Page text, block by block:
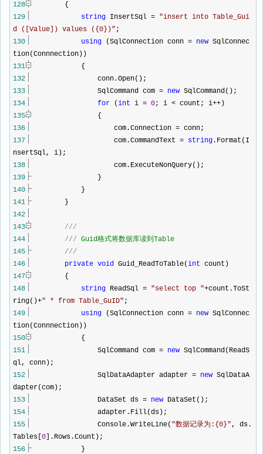
128
{
129
string InsertSql = "insert into Table_Gui
d ([Value]) values ({0})" ;
130
using (SqlConnection conn = new SqlConnec
tion(Connnection))
131
{
132
conn.Open();
133
SqlCommand com = new SqlCommand();
134
for (int i = 0; i < count; i++ )
135
{
136
com.Connection = conn;
137
com.CommandText = string.Format(I
nsertSql, i);
138
com.ExecuteNonQuery();
139
}
140
}
141
}
142
143
///
144
/// Guid格式将数据库读到Table
145
///
146
private void Guid_ReadToTable(int count)
147
{
148
string ReadSql = "select top "+count.ToSt
ring()+" * from Table_GuID" ;
149
using (SqlConnection conn = new SqlConnec
tion(Connnection))
150
{
151
SqlCommand com = new SqlCommand(ReadS
ql, conn);
152
SqlDataAdapter adapter = new SqlDataA
dapter(com);
153
DataSet ds = new DataSet();
154
adapter.Fill(ds);
155
Console.WriteLine( "数据记录为:{0}", ds.
Tables[ 0 ].Rows.Count);
156
}